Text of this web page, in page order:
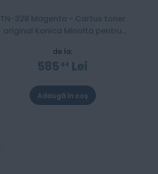
TN-328 Magenta - Cartus toner
original Konica Minolta pentru
/ C301i / C361i
de la:
585 64 Lei
Adaugă în coș